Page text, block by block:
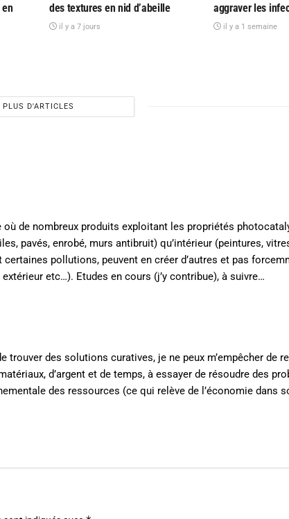
des textures en nid d’abeille
il y a 7 jours
aggraver les
il y a 1 semaine
PLUS D'ARTICLES
où de nombreux produits exploitant les propriétés
pavés, enrobé, murs antibruit) qu’intérieur (peintures,
pollutions, peuvent en créer d’autres et pas
etc…). Etudes en cours (j’y contribue), à suivre…
des solutions curatives, je ne peux m’empêcher de
d’argent et de temps, à essayer de résoudre des
des ressources (ce qui relève de l’économie dans